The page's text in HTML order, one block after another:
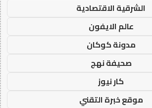
الشرقية الاقتصادية
عالم الايفون
مدونة كوكان
صحيفة نهج
كار نيوز
موقع خبرة التقني